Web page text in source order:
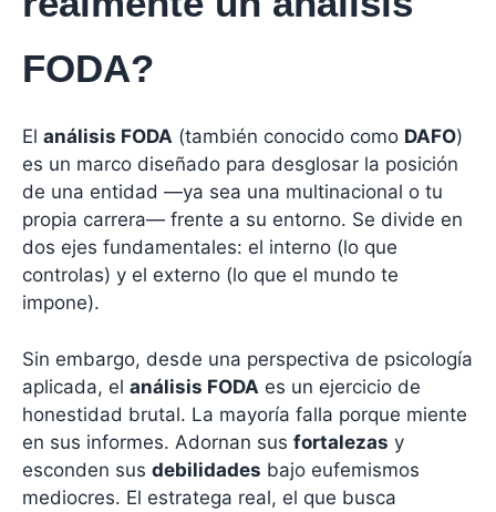
FODA?
El análisis FODA (también conocido como DAFO)
es un marco diseñado para desglosar la posición
de una entidad —ya sea una multinacional o tu
propia carrera— frente a su entorno. Se divide en
dos ejes fundamentales: el interno (lo que
controlas) y el externo (lo que el mundo te
impone).
Sin embargo, desde una perspectiva de psicología
aplicada, el análisis FODA es un ejercicio de
honestidad brutal. La mayoría falla porque miente
en sus informes. Adornan sus fortalezas y
esconden sus debilidades bajo eufemismos
mediocres. El estratega real, el que busca